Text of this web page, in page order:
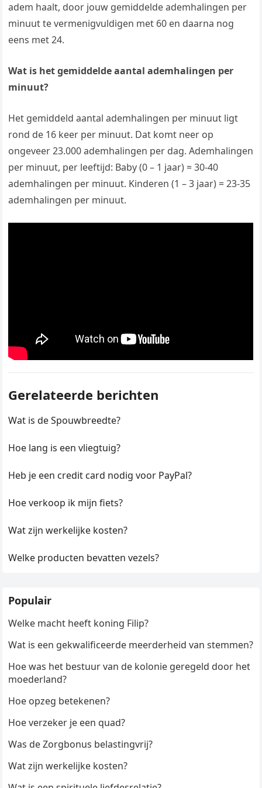
adem haalt, door jouw gemiddelde ademhalingen per
minuut te vermenigvuldigen met 60 en daarna nog
eens met 24.
Wat is het gemiddelde aantal ademhalingen per
minuut?
Het gemiddeld aantal ademhalingen per minuut ligt
rond de 16 keer per minuut. Dat komt neer op
ongeveer 23.000 ademhalingen per dag. Ademhalingen
per minuut, per leeftijd: Baby (0 – 1 jaar) = 30-40
ademhalingen per minuut. Kinderen (1 – 3 jaar) = 23-35
ademhalingen per minuut.
Gerelateerde berichten
Wat is de Spouwbreedte?
Hoe lang is een vliegtuig?
Heb je een credit card nodig voor PayPal?
Hoe verkoop ik mijn fiets?
Wat zijn werkelijke kosten?
Welke producten bevatten vezels?
Populair
Welke macht heeft koning Filip?
Wat is een gekwalificeerde meerderheid van stemmen?
Hoe was het bestuur van de kolonie geregeld door het
moederland?
Hoe opzeg betekenen?
Hoe verzeker je een quad?
Was de Zorgbonus belastingvrij?
Wat zijn werkelijke kosten?